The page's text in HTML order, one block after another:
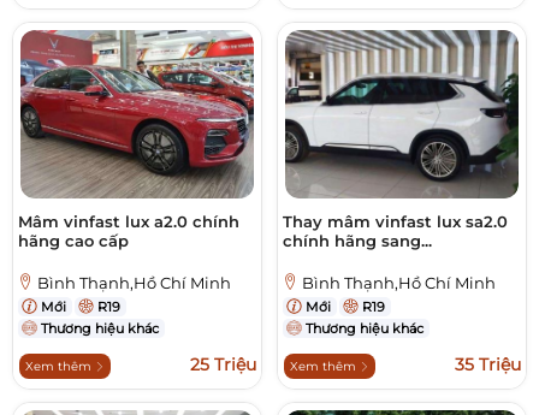
Mâm vinfast lux a2.0 chính
hãng cao cấp
Bình Thạnh,Hồ Chí Minh
Mới
R19
Thương hiệu khác
Xem thêm 25 Triệu
Thay mâm vinfast lux sa2.0
chính hãng sang...
Bình Thạnh,Hồ Chí Minh
Mới
R19
Thương hiệu khác
Xem thêm 35 Triệu